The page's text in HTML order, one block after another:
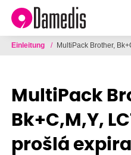
Einleitung /
MultiPack
Bk+C,M,Y,
prošlá